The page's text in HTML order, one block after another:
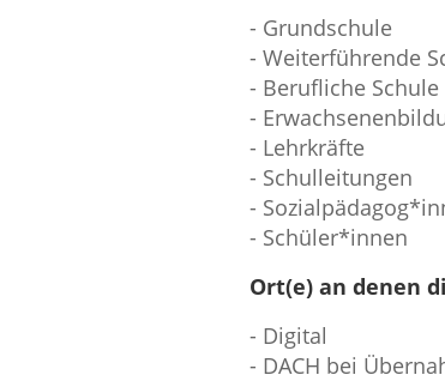
- Grundschule
- Weiterführende
- Berufliche Schule
-
- Lehrkräfte
- Schulleitungen
-
- Schüler*innen
Ort(e) an denen
- Digital
- DACH bei